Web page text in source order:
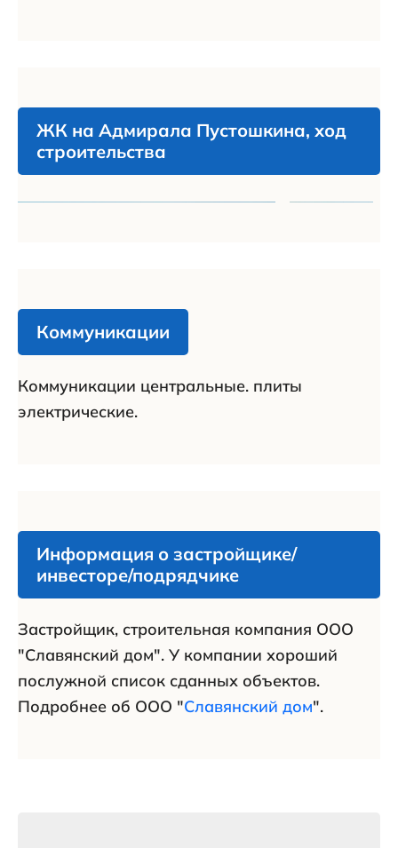
ЖК на Адмирала Пустошкина, ход
строительства
Коммуникации
Коммуникации центральные. плиты
электрические.
Информация о застройщике/
инвесторе/подрядчике
Застройщик, строительная компания ООО
"Славянский дом". У компании хороший
послужной список сданных объектов.
Подробнее об ООО "Славянский дом".